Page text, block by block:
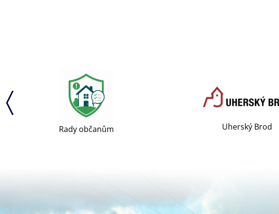
Rady občanům Uherský Brod